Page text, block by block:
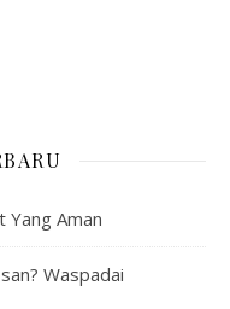
Yang Aman
Waspadai